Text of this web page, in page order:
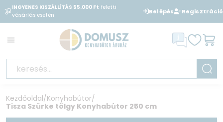
INGYENES KISZÁLLÍTÁS 55.000 Ft feletti
vásárlás esetén
BANKKÁRTYÁVAL
is
áruházunkban
Belépés Regisztráció
Kezdőoldal/Konyhabútor/
Tisza Szürke tölgy Konyhabútor 250 cm